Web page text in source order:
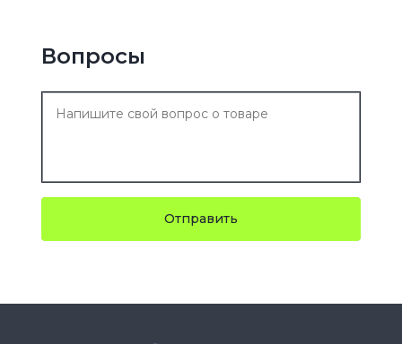
Вопросы
Отправить